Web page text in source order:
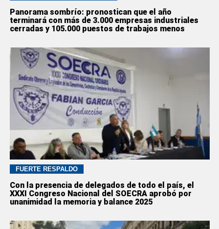
Panorama sombrío: pronostican que el año
terminará con más de 3.000 empresas industriales
cerradas y 105.000 puestos de trabajos menos
FUERTE RESPALDO
Con la presencia de delegados de todo el país, el
XXXI Congreso Nacional del SOECRA aprobó por
unanimidad la memoria y balance 2025